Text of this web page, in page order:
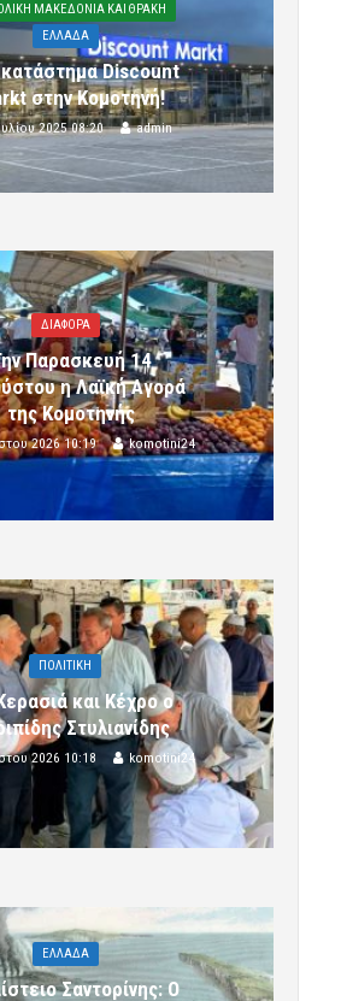
ΜΑΚΕΔΟΝΙΑ ΚΑΙ ΘΡΑΚΗ
ΕΛΛΑΔΑ
Discount
στην Κομοτηνή!
2025 08:20 admin
ΔΙΑΦΟΡΑ
Παρασκευή 14
η Λαϊκή Αγορά
της Κομοτηνής
2026 10:19 komotini24
ΠΟΛΙΤΙΚΗ
και Κέχρο ο
Στυλιανίδης
2026 10:18 komotini24
ΕΛΛΑΔΑ
Σαντορίνης: Ο